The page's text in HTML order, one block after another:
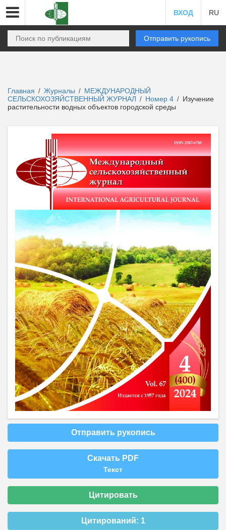
ВХОД RU
Отправить рукопись
Главная / Журналы / МЕЖДУНАРОДНЫЙ
СЕЛЬСКОХОЗЯЙСТВЕННЫЙ ЖУРНАЛ / Номер 4 / Изучение
растительности водных объектов городской среды
Отправить рукопись
Скачать PDF
Текст
Цитировать
Цитирований: 1